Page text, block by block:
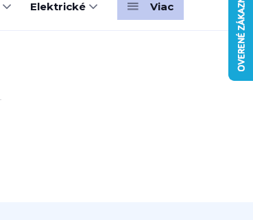
Elektrické Viac